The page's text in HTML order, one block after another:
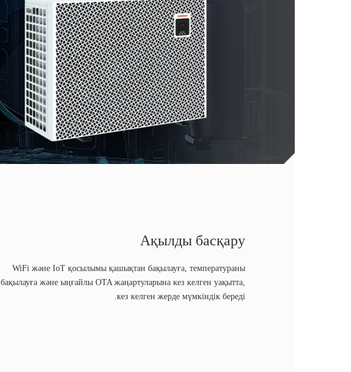
Ақылды басқару
WiFi және IoT қосылымы қашықтан бақылауға, температураны
бақылауға және ыңғайлы OTA жаңартуларына кез келген уақытта,
кез келген жерде мүмкіндік береді.